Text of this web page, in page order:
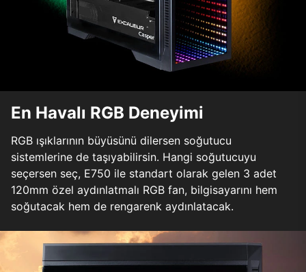
En Havalı RGB Deneyimi
RGB ışıklarının büyüsünü dilersen soğutucu
sistemlerine de taşıyabilirsin. Hangi soğutucuyu
seçersen seç, E750 ile standart olarak gelen 3 adet
120mm özel aydınlatmalı RGB fan, bilgisayarını hem
soğutacak hem de rengarenk aydınlatacak.